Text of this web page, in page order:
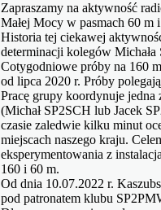
Zapraszamy na aktywność
Małej Mocy w pasmach 60 m
Historia tej ciekawej
determinacji kolegów
Cotygodniowe próby na 160
od lipca 2020 r. Próby
Pracę grupy koordynuje
(Michał SP2SCH lub Jacek
czasie zaledwie kilku minut
miejscach naszego kraju.
eksperymentowania z
160 i 60 m.
Od dnia 10.07.2022 r.
pod patronatem klubu